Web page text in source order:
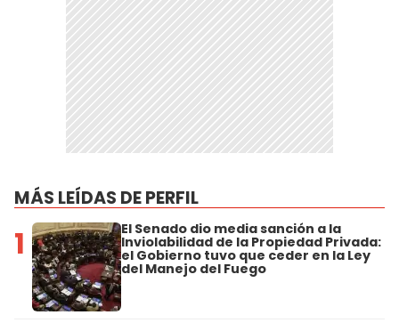
MÁS LEÍDAS DE PERFIL
1 El Senado dio media sanción a la
Inviolabilidad de la Propiedad Privada:
el Gobierno tuvo que ceder en la Ley
del Manejo del Fuego